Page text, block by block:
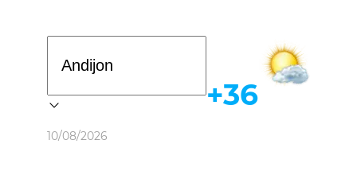
Ob-havo
10/08/2026
+36